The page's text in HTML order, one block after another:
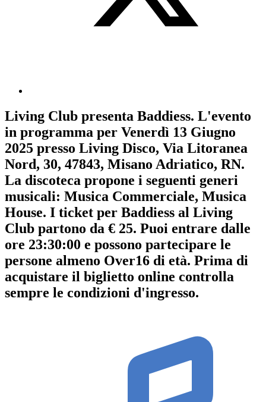
Living Club presenta Baddiess. L'evento
in programma per Venerdì 13 Giugno
2025 presso Living Disco, Via Litoranea
Nord, 30, 47843, Misano Adriatico, RN.
La discoteca propone i seguenti generi
musicali: Musica Commerciale, Musica
House. I ticket per Baddiess al Living
Club partono da € 25. Puoi entrare dalle
ore 23:30:00 e possono partecipare le
persone almeno Over16 di età. Prima di
acquistare il biglietto online controlla
sempre le condizioni d'ingresso.